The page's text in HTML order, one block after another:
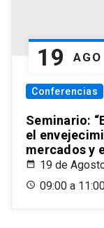
19 AGO
Conferencias
Seminario:
el
mercados y
19 de
09:00 a